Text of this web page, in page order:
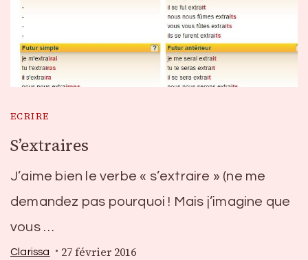
ECRIRE
S’extraires
J’aime bien le verbe « s’extraire » (ne me
demandez pas pourquoi ! Mais j’imagine que
vous …
Clarissa 27 février 2016